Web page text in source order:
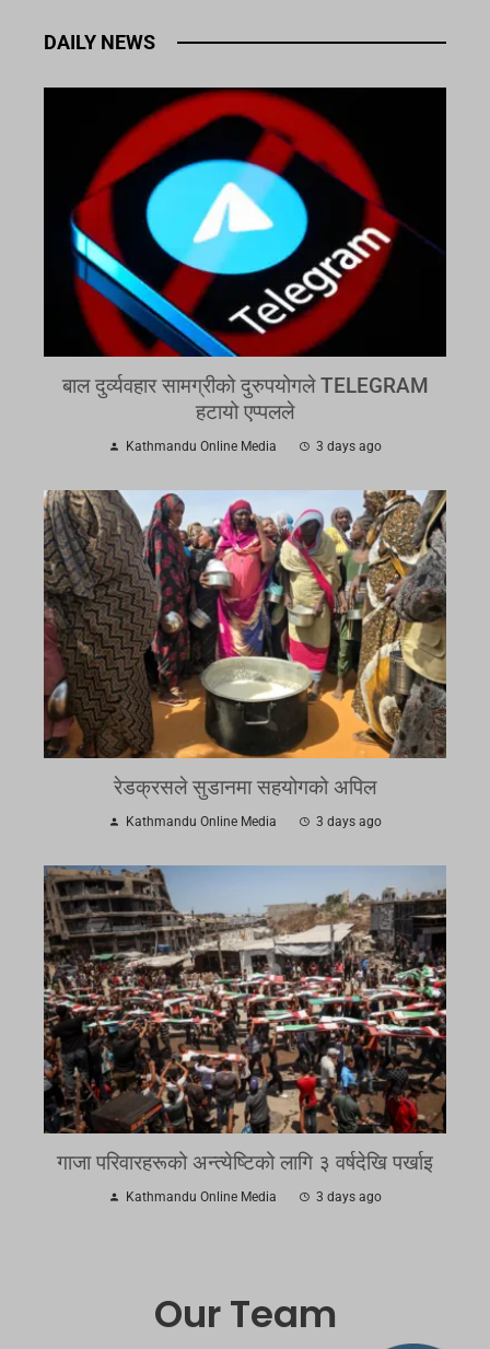
DAILY NEWS
बाल दुर्व्यवहार सामग्रीको दुरुपयोगले TELEGRAM
हटायो एप्पलले
Kathmandu Online Media 3 days ago
रेडक्रसले सुडानमा सहयोगको अपिल
Kathmandu Online Media 3 days ago
गाजा परिवारहरूको अन्त्येष्टिको लागि ३ वर्षदेखि पर्खाइ
Kathmandu Online Media 3 days ago
Our Team